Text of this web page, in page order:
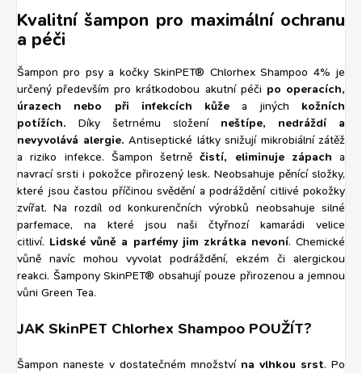
Kvalitní šampon pro maximální ochranu
a péči
Šampon pro psy a kočky SkinPET® Chlorhex Shampoo 4% je
určený především pro krátkodobou akutní péči po operacích,
úrazech nebo při infekcích kůže
a jiných
kožních
potížích.
Díky šetrnému složení
neštípe, nedráždí a
nevyvolává alergie. Antiseptické látky snižují mikrobiální zátěž
a riziko infekce. Šampon šetrně čistí, eliminuje zápach a
navrací srsti i pokožce přirozený lesk. Neobsahuje pěnící složky,
které jsou častou příčinou svědění a podráždění citlivé pokožky
zvířat. Na rozdíl od konkurenčních výrobků neobsahuje silné
parfemace, na které jsou naši čtyřnozí kamarádi velice
citliví. Lidské vůně a parfémy jim zkrátka nevoní. Chemické
vůně navíc mohou vyvolat podráždění, ekzém či alergickou
reakci. Šampony SkinPET® obsahují pouze přirozenou a jemnou
vůni Green Tea.
JAK SkinPET Chlorhex Shampoo POUŽÍT?
Šampon naneste v dostatečném množství na vlhkou srst. Po